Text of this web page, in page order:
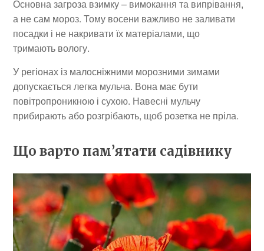
Основна загроза взимку – вимокання та випрівання,
а не сам мороз. Тому восени важливо не заливати
посадки і не накривати їх матеріалами, що
тримають вологу.
У регіонах із малосніжними морозними зимами
допускається легка мульча. Вона має бути
повітропроникною і сухою. Навесні мульчу
прибирають або розгрібають, щоб розетка не пріла.
Що варто пам’ятати садівнику